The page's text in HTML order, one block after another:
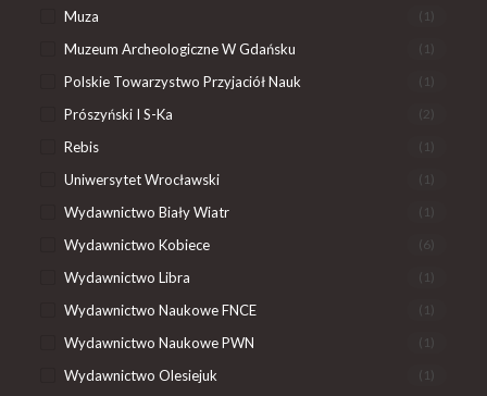
Muza (1)
Muzeum Archeologiczne W Gdańsku (1)
Polskie Towarzystwo Przyjaciół Nauk (1)
Prószyński I S-Ka (2)
Rebis (1)
Uniwersytet Wrocławski (1)
Wydawnictwo Biały Wiatr (1)
Wydawnictwo Kobiece (6)
Wydawnictwo Libra (1)
Wydawnictwo Naukowe FNCE (1)
Wydawnictwo Naukowe PWN (1)
Wydawnictwo Olesiejuk (1)